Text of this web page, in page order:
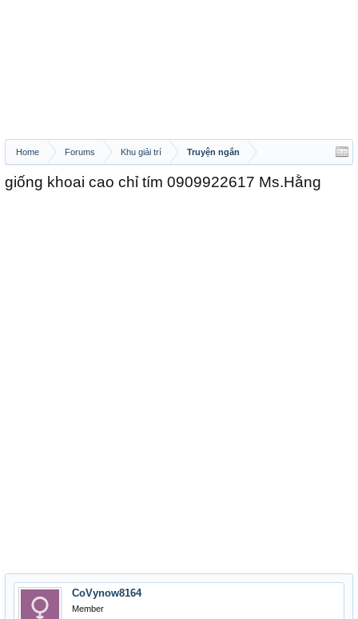
Home Forums Khu giải trí Truyện ngắn
giống khoai cao chỉ tím 0909922617 Ms.Hằng
CoVynow8164
Member